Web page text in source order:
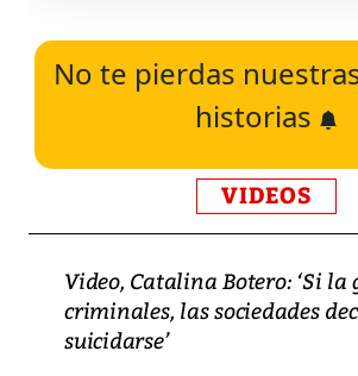
No te pierdas
historias
VIDEOS
Video, Catalina Botero: ‘Si la
criminales, las sociedades
suicidarse’